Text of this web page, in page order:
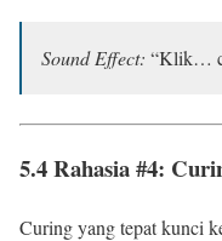
Sound Effect: “Klik…
5.4 Rahasia #4:
Curing yang tepat kunci